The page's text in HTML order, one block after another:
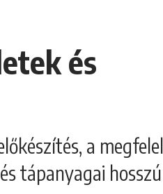
és
a
tápanyagai